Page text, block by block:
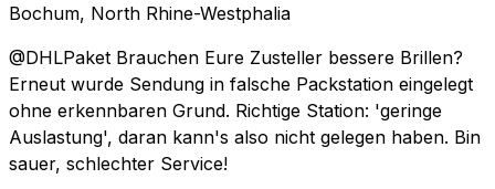
Bochum, North Rhine-Westphalia
@DHLPaket Brauchen Eure Zusteller bessere Brillen?
Erneut wurde Sendung in falsche Packstation eingelegt
ohne erkennbaren Grund. Richtige Station: 'geringe
Auslastung', daran kann's also nicht gelegen haben. Bin
sauer, schlechter Service!